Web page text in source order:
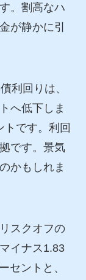
。割高なハ
が静かに引
利回りは、
へ低下しま
トです。利回
です。景気
かもしれま
スクオフの
イナス1.83
セントと、